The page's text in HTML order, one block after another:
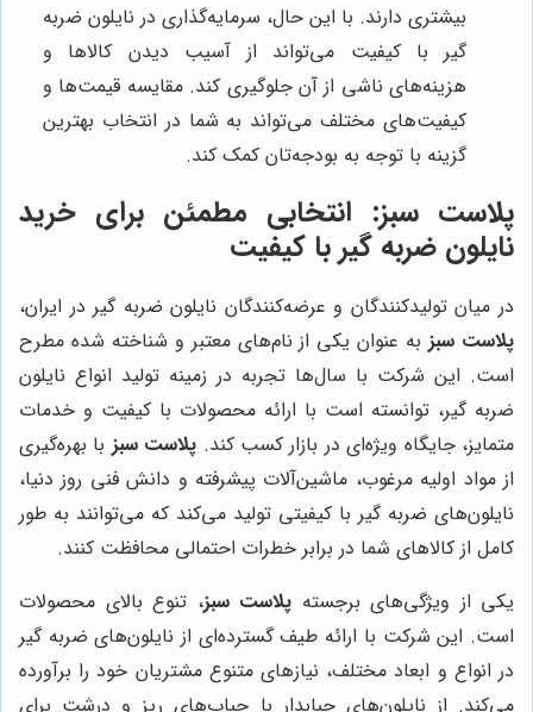
بیشتری دارند. با این حال، سرمایه‌گذاری در نایلون ضربه
گیر با کیفیت می‌تواند از آسیب دیدن کالاها و
هزینه‌های ناشی از آن جلوگیری کند. مقایسه قیمت‌ها و
کیفیت‌های مختلف می‌تواند به شما در انتخاب بهترین
گزینه با توجه به بودجه‌تان کمک کند.
پلاست سبز: انتخابی مطمئن برای خرید
نایلون ضربه گیر با کیفیت
در میان تولیدکنندگان و عرضه‌کنندگان نایلون ضربه گیر در ایران،
پلاست سبزبه عنوان یکی از نام‌های معتبر و شناخته شده مطرح
است. این شرکت با سال‌ها تجربه در زمینه تولید انواع نایلون
ضربه گیر، توانسته است با ارائه محصولات با کیفیت و خدمات
متمایز، جایگاه ویژه‌ای در بازار کسب کند. پلاست سبز با بهره‌گیری
از مواد اولیه مرغوب، ماشین‌آلات پیشرفته و دانش فنی روز دنیا،
نایلون‌های ضربه گیر با کیفیتی تولید می‌کند که می‌توانند به طور
کامل از کالاهای شما در برابر خطرات احتمالی محافظت کنند.
یکی از ویژگی‌های برجسته پلاست سبز، تنوع بالای محصولات
است. این شرکت با ارائه طیف گسترده‌ای از نایلون‌های ضربه گیر
در انواع و ابعاد مختلف، نیازهای متنوع مشتریان خود را برآورده
می‌کند. از نایلون‌های حبابدار با حباب‌های ریز و درشت برای